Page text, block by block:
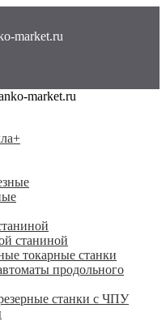
market.ru
+
станиной
токарные станки
продольного
станки с ЧПУ